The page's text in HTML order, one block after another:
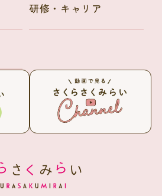
研修・キャリア